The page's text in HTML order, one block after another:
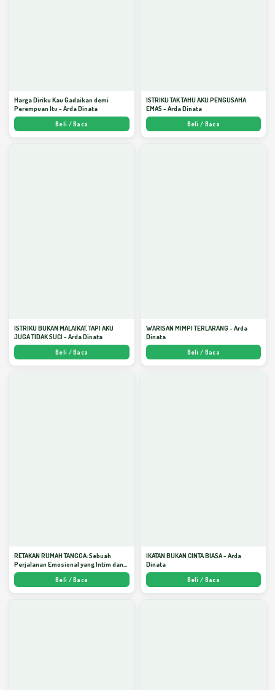
Harga Diriku Kau Gadaikan demi
Perempuan Itu - Arda Dinata
Beli / Baca
ISTRIKU TAK TAHU AKU PENGUSAHA
EMAS - Arda Dinata
Beli / Baca
ISTRIKU BUKAN MALAIKAT, TAPI AKU
JUGA TIDAK SUCI - Arda Dinata
Beli / Baca
WARISAN MIMPI TERLARANG - Arda
Dinata
Beli / Baca
RETAKAN RUMAH TANGGA: Sebuah
Perjalanan Emosional yang Intim dan
Mendalam - Arda Dinata
Beli / Baca
IKATAN BUKAN CINTA BIASA - Arda
Dinata
Beli / Baca